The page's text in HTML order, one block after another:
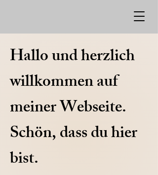
​Hallo und herzlich
willkommen auf
meiner Webseite.
Schön, dass du hier
bist.